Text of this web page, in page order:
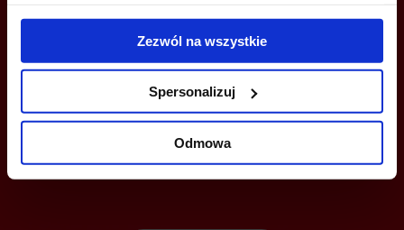
Zezwól na wszystkie
Spersonalizuj
Odmowa
YOU CAN LEAVE YOUR PHONE NUMBER AND WE WILL CONTACT